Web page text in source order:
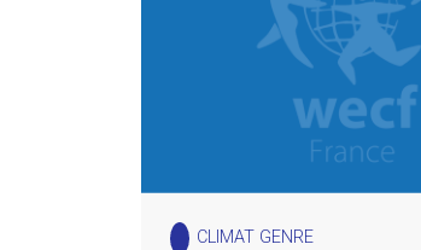
CLIMAT GENRE